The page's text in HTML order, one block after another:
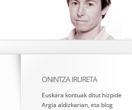
ONINTZA IRURETA
Euskara kontuak ditut hizpide
Argia aldizkarian, eta blog